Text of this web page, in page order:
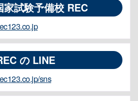
家試験予備校 REC
の LINE
sns